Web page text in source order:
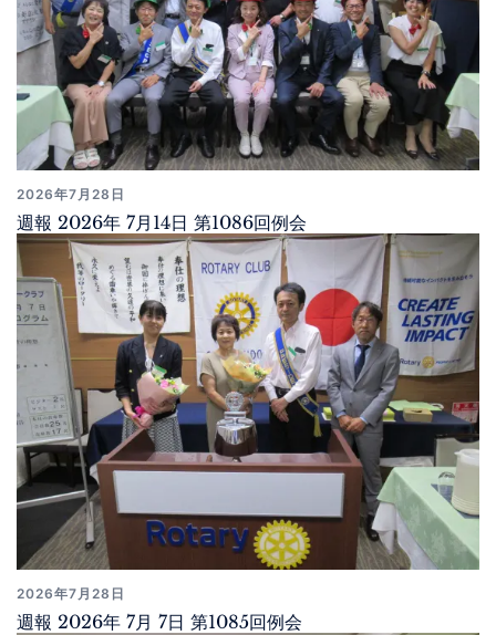
2026年7月28日
週報 2026年 7月14日 第1086回例会
2026年7月28日
週報 2026年 7月 7日 第1085回例会